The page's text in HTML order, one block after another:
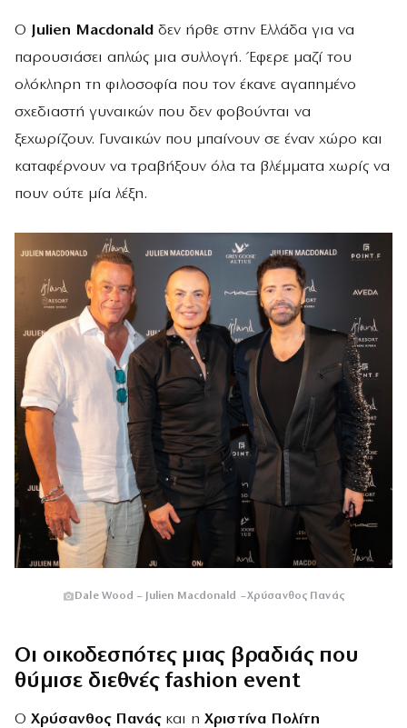
Ο Julien Macdonald δεν ήρθε στην Ελλάδα για να
παρουσιάσει απλώς μια συλλογή. Έφερε μαζί του
ολόκληρη τη φιλοσοφία που τον έκανε αγαπημένο
σχεδιαστή γυναικών που δεν φοβούνται να
ξεχωρίζουν. Γυναικών που μπαίνουν σε έναν χώρο και
καταφέρνουν να τραβήξουν όλα τα βλέμματα χωρίς να
πουν ούτε μία λέξη.
Dale Wood – Julien Macdonald – Χρύσανθος Πανάς
Οι οικοδεσπότες μιας βραδιάς που
θύμισε διεθνές fashion event
Ο Χρύσανθος Πανάςκαι η Χριστίνα Πολίτη